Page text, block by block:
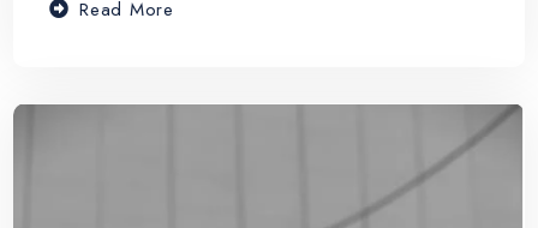
Read More